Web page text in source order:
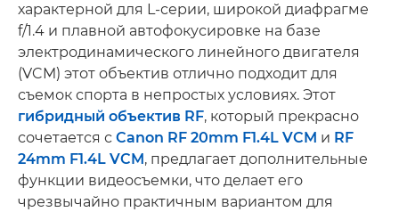
характерной для L-серии, широкой диафрагме
f/1.4 и плавной автофокусировке на базе
электродинамического линейного двигателя
(VCM) этот объектив отлично подходит для
съемок спорта в непростых условиях. Этот
гибридный объектив RF, который прекрасно
сочетается с Canon RF 20mm F1.4L VCM и RF
24mm F1.4L VCM , предлагает дополнительные
функции видеосъемки, что делает его
чрезвычайно практичным вариантом для